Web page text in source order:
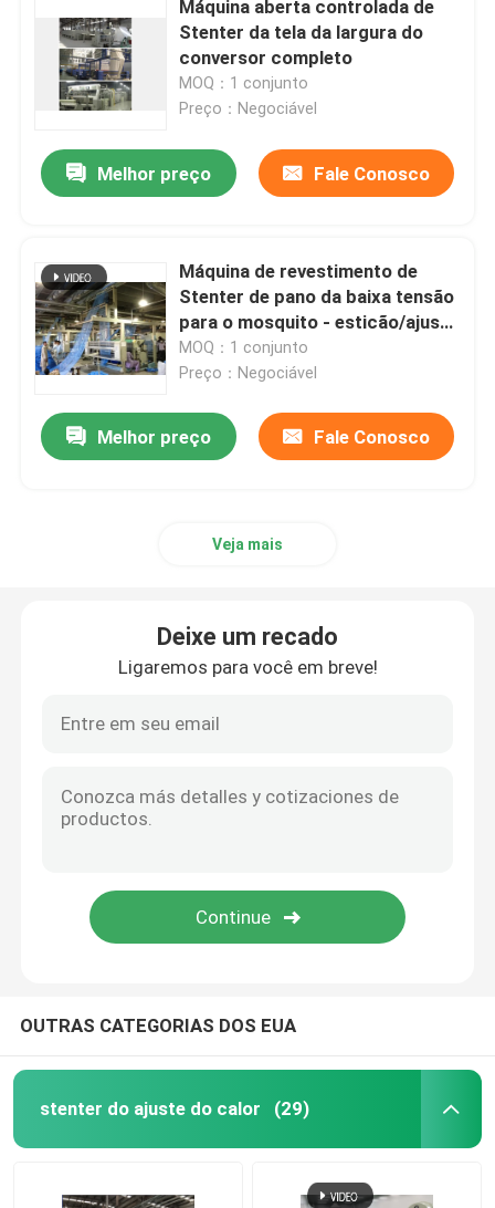
Compressor da tela da malha
Máquina de secagem do cilindro
prateleiras de metal de armazenamento
máquina de mercerização
Escala da limpeza e do descoramento
Máquina aberta controlada de
Stenter da tela da largura do
conversor completo
MOQ：1 conjunto
Preço：Negociável
Melhor preço Fale Conosco
Máquina de revestimento de
Stenter de pano da baixa tensão
para o mosquito - esticão/ajuste
líquidos do calor
MOQ：1 conjunto
Preço：Negociável
Melhor preço Fale Conosco
Veja mais
Deixe um recado
Ligaremos para você em breve!
OUTRAS CATEGORIAS DOS EUA
stenter do ajuste do calor (29)